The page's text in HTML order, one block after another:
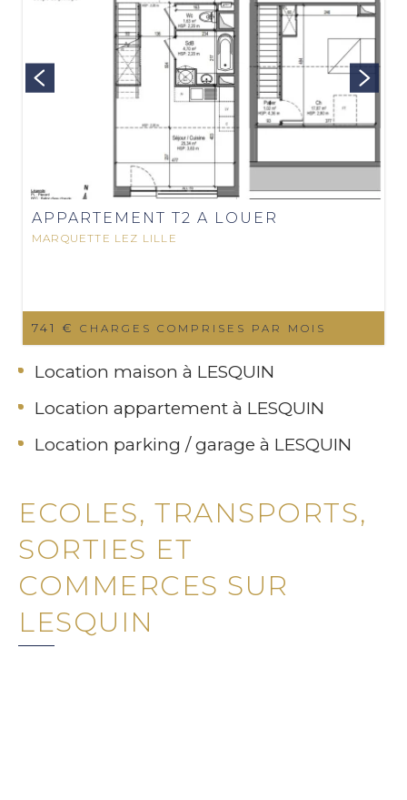
APPARTEMENT T2 A LOUER
MARQUETTE LEZ LILLE
741 € CHARGES COMPRISES PAR MOIS
Location maison à LESQUIN
Location appartement à LESQUIN
Location parking / garage à LESQUIN
ECOLES, TRANSPORTS,
SORTIES ET
COMMERCES SUR
LESQUIN